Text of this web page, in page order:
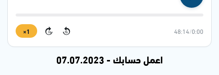
0:00
/
48:14
15
15
1×
اعمل حسابك - 07.07.2023